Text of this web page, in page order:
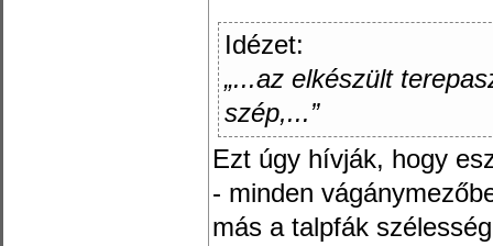
Idézet:
„...az elkészült
szép,...”
Ezt úgy hívják, hogy
- minden
más a talpfák